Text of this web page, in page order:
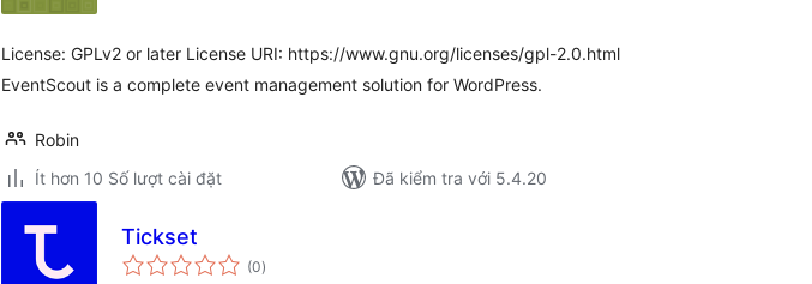
License: GPLv2 or later License URI: https://www.gnu.org/licenses/gpl-2.0.html
EventScout is a complete event management solution for WordPress.
Robin
Ít hơn 10 Số lượt cài đặt
Đã kiểm tra với 5.4.20
Tickset
(0tổng
đánh
)